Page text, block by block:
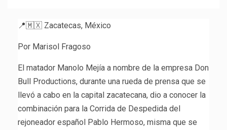
📍🇲🇽 Zacatecas, México
Por Marisol Fragoso
El matador Manolo Mejía a nombre de la empresa Don
Bull Productions, durante una rueda de prensa que se
llevó a cabo en la capital zacatecana, dio a conocer la
combinación para la Corrida de Despedida del
rejoneador español Pablo Hermoso, misma que se